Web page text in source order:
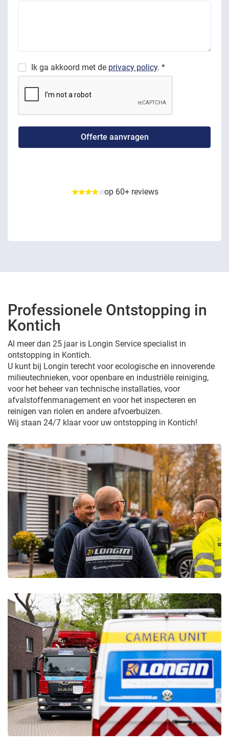
Ik ga akkoord met de privacy policy. *
op 60+ reviews
Professionele Ontstopping in
Kontich
Al meer dan 25 jaar is Longin Service specialist in
ontstopping in Kontich.
U kunt bij Longin terecht voor ecologische en innoverende
milieutechnieken, voor openbare en industriële reiniging,
voor het beheer van technische installaties, voor
afvalstoffenmanagement en voor het inspecteren en
reinigen van riolen en andere afvoerbuizen.
Wij staan 24/7 klaar voor uw ontstopping in Kontich!